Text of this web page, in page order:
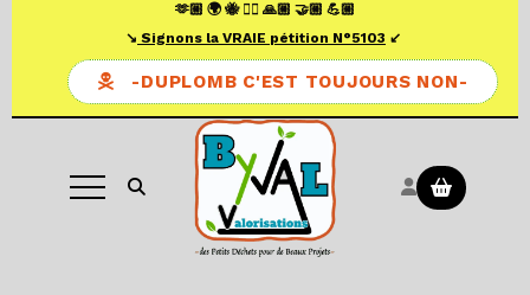
🫶🏼 🌍 🐝 ✍🏼 🙏🏼 🤝🏼 💪🏼
↘️ Signons la VRAIE pétition N°5103 ↙️
-DUPLOMB C'EST TOUJOURS NON-
Ouvrir la recherche